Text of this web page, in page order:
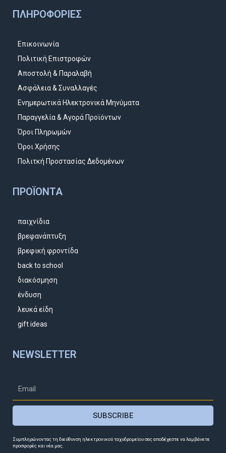
ΠΛΗΡΟΦΟΡΊΕΣ
Επικοινωνία
Πολιτική Επιστροφών
Αποστολή & Παραλαβή
Ασφάλεια & Συναλλαγές
Ενημερωτικά Ηλεκτρονικά Μηνύματα
Παραγγελία & Αγορά Προϊόντων
Όροι Πληρωμών
Όροι Χρήσης
Πολιτκή Προστασίας Δεδομένων
ΠΡΟΪΌΝΤΑ
παιχνίδια
βρεφανάπτυξη
βρεφική φροντίδα
back to school
διακόσμηση
ένδυση
λευκά είδη
gift ideas
NEWSLETTER
SUBSCRIBE
Συμπληρώνοντας τη διεύθυνση ηλεκτρονικού ταχυδρομείου σας αποδέχεστε να λαμβάνετε
προσφορές και νέα μας.